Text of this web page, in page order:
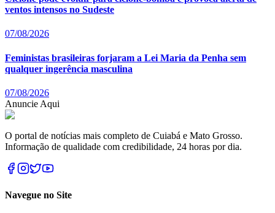
ventos intensos no Sudeste
07/08/2026
Feministas brasileiras forjaram a Lei Maria da Penha sem
qualquer ingerência masculina
07/08/2026
Anuncie Aqui
O portal de notícias mais completo de Cuiabá e Mato Grosso.
Informação de qualidade com credibilidade, 24 horas por dia.
Navegue no Site